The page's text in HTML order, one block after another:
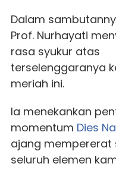
Dalam
Prof. Nurhayati
rasa syukur atas
terselenggaranya
meriah ini.
Ia menekankan
momentum Dies
ajang mempererat
seluruh elemen